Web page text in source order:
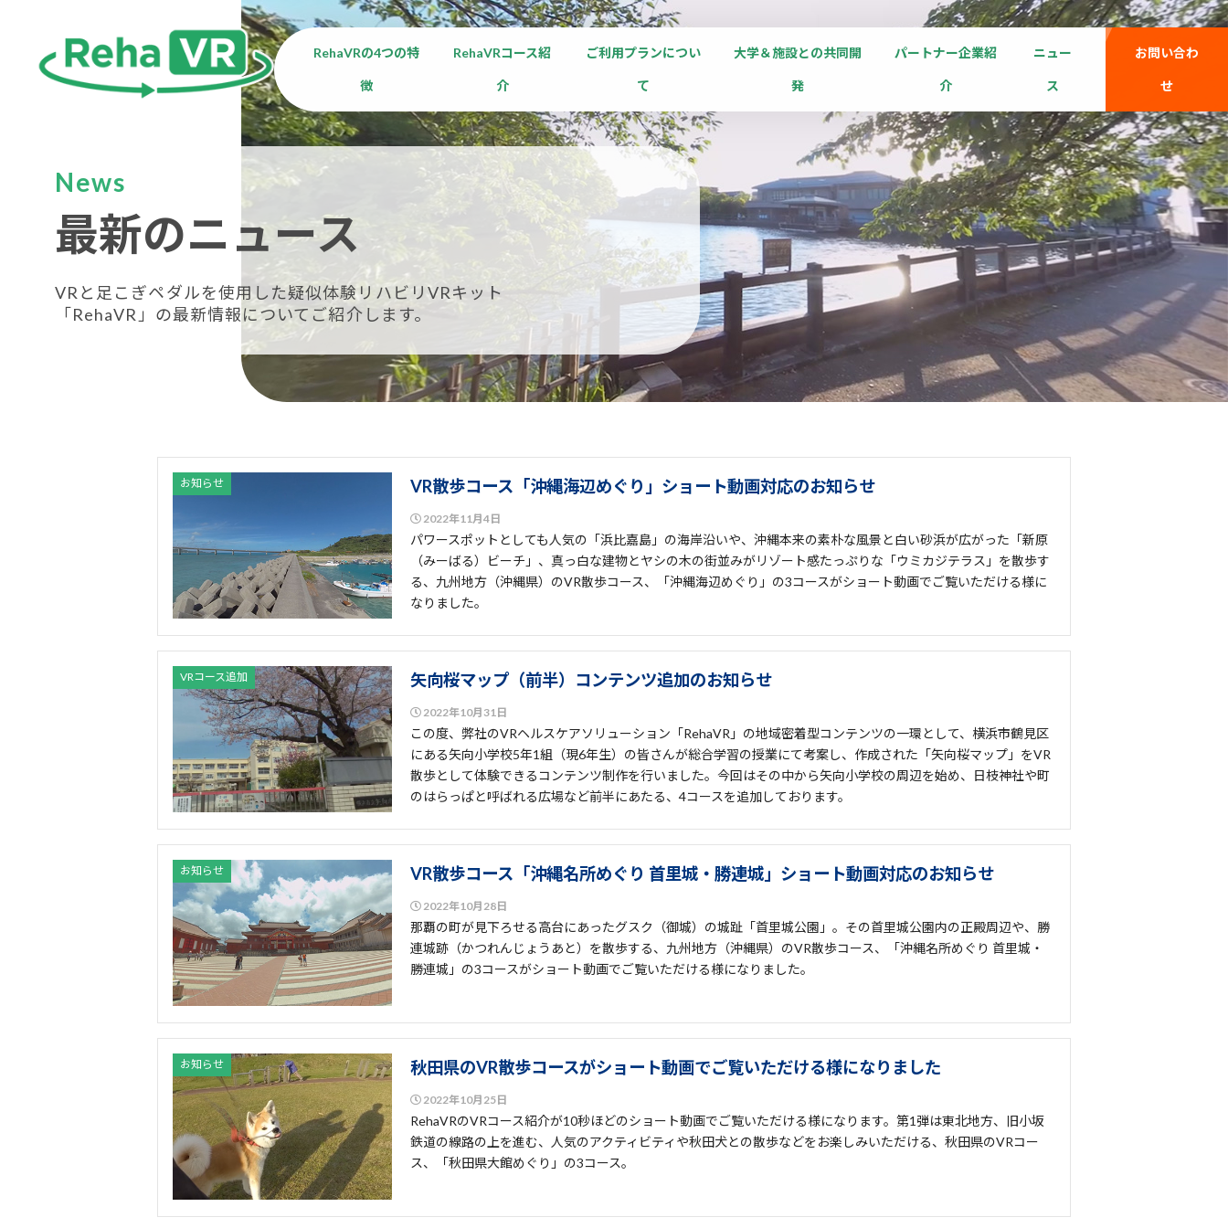
RehaVRの4つの特
徴
RehaVRコース紹
介
ご利用プランについ
て
大学＆施設との共同開
発
パートナー企業紹
介
ニュー
ス
お問い合わ
せ
News
最新のニュース
VRと足こぎペダルを使用した疑似体験リハビリVRキット
「RehaVR」の最新情報についてご紹介します。
お知らせ VR散歩コース「沖縄海辺めぐり」ショート動画対応のお知らせ
2022年11月4日
パワースポットとしても人気の「浜比嘉島」の海岸沿いや、沖縄本来の素朴な風景と白い砂浜が広がった「新原
（みーばる）ビーチ」、真っ白な建物とヤシの木の街並みがリゾート感たっぷりな「ウミカジテラス」を散歩す
る、九州地方（沖縄県）のVR散歩コース、「沖縄海辺めぐり」の3コースがショート動画でご覧いただける様に
なりました。
VRコース追加 矢向桜マップ（前半）コンテンツ追加のお知らせ
2022年10月31日
この度、弊社のVRヘルスケアソリューション「RehaVR」の地域密着型コンテンツの一環として、横浜市鶴見区
にある矢向小学校5年1組（現6年生）の皆さんが総合学習の授業にて考案し、作成された「矢向桜マップ」をVR
散歩として体験できるコンテンツ制作を行いました。今回はその中から矢向小学校の周辺を始め、日枝神社や町
のはらっぱと呼ばれる広場など前半にあたる、4コースを追加しております。
お知らせ VR散歩コース「沖縄名所めぐり 首里城・勝連城」ショート動画対応のお知らせ
2022年10月28日
那覇の町が見下ろせる高台にあったグスク（御城）の城趾「首里城公園」。その首里城公園内の正殿周辺や、勝
連城跡（かつれんじょうあと）を散歩する、九州地方（沖縄県）のVR散歩コース、「沖縄名所めぐり 首里城・
勝連城」の3コースがショート動画でご覧いただける様になりました。
お知らせ 秋田県のVR散歩コースがショート動画でご覧いただける様になりました
2022年10月25日
RehaVRのVRコース紹介が10秒ほどのショート動画でご覧いただける様になります。第1弾は東北地方、旧小坂
鉄道の線路の上を進む、人気のアクティビティや秋田犬との散歩などをお楽しみいただける、秋田県のVRコー
ス、「秋田県大館めぐり」の3コース。